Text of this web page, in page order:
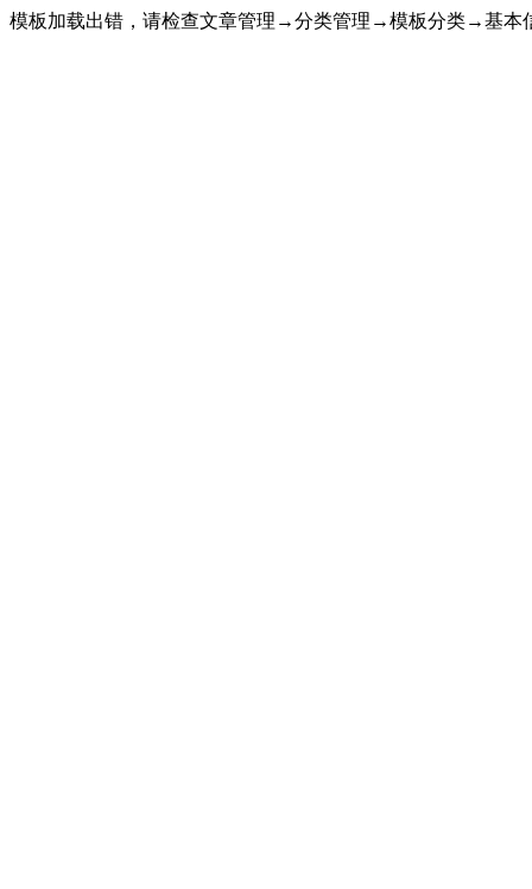
模板加载出错，请检查文章管理→分类管理→模板分类→基本